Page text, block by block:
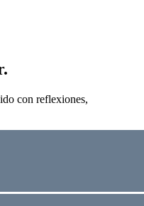
con reflexiones,